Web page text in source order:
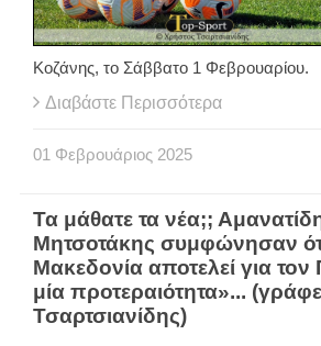
Κοζάνης, το Σάββατο 1 Φεβρουαρίου.
Διαβάστε Περισσότερα
01 Φεβρουάριος 2025
Τα μάθατε τα νέα;;
Μητσοτάκης συμφώνησαν
Μακεδονία αποτελεί για
μία προτεραιότητα»...
Τσαρτσιανίδης)